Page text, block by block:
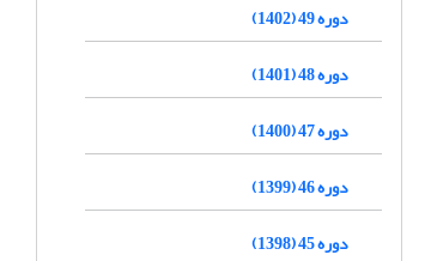
دوره 49 (1402)
دوره 48 (1401)
دوره 47 (1400)
دوره 46 (1399)
دوره 45 (1398)